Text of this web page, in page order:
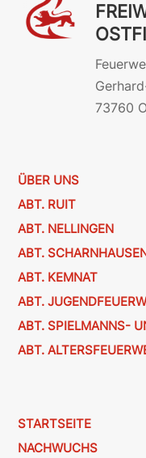
73760
ÜBER UNS
ABT. RUIT
ABT. NELLINGEN
ABT.
ABT. KEMNAT
ABT.
ABT. SPIELMANNS-
ABT.
STARTSEITE
NACHWUCHS